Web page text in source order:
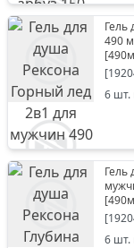
Гель
490
[
[
6 шт.
Гель
[
[
6 шт.